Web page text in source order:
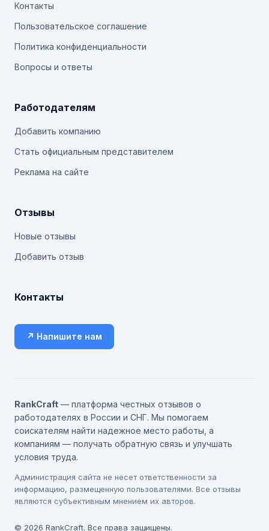
Контакты
Пользовательское соглашение
Политика конфиденциальности
Вопросы и ответы
Работодателям
Добавить компанию
Стать официальным представителем
Реклама на сайте
Отзывы
Новые отзывы
Добавить отзыв
Контакты
↗ Напишите нам
RankCraft — платформа честных отзывов о
работодателях в России и СНГ. Мы помогаем
соискателям найти надежное место работы, а
компаниям — получать обратную связь и улучшать
условия труда.
Администрация сайта не несет ответственности за
информацию, размещенную пользователями. Все отзывы
являются субъективным мнением их авторов.
© 2026 RankCraft. Все права защищены.